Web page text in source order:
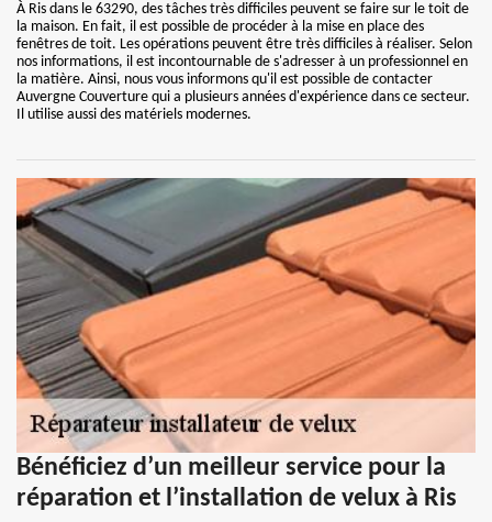
À Ris dans le 63290, des tâches très difficiles peuvent se faire sur le toit de
la maison. En fait, il est possible de procéder à la mise en place des
fenêtres de toit. Les opérations peuvent être très difficiles à réaliser. Selon
nos informations, il est incontournable de s'adresser à un professionnel en
la matière. Ainsi, nous vous informons qu'il est possible de contacter
Auvergne Couverture qui a plusieurs années d'expérience dans ce secteur.
Il utilise aussi des matériels modernes.
Bénéficiez d’un meilleur service pour la
réparation et l’installation de velux à Ris